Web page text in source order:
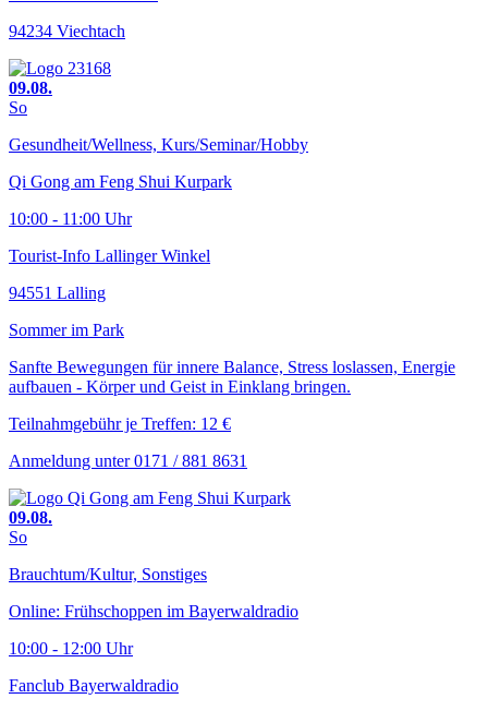
94234 Viechtach
09.08.
So
Gesundheit/Wellness, Kurs/Seminar/Hobby
Qi Gong am Feng Shui Kurpark
10:00 - 11:00 Uhr
Tourist-Info Lallinger Winkel
94551 Lalling
Sommer im Park
Sanfte Bewegungen für innere Balance, Stress loslassen, Energie
aufbauen - Körper und Geist in Einklang bringen.
Teilnahmgebühr je Treffen: 12 €
Anmeldung unter 0171 / 881 8631
09.08.
So
Brauchtum/Kultur, Sonstiges
Online: Frühschoppen im Bayerwaldradio
10:00 - 12:00 Uhr
Fanclub Bayerwaldradio